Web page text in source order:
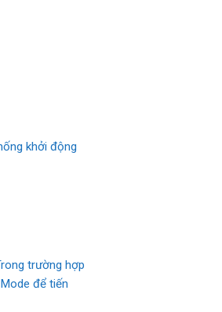
khởi động
trường hợp
để tiến